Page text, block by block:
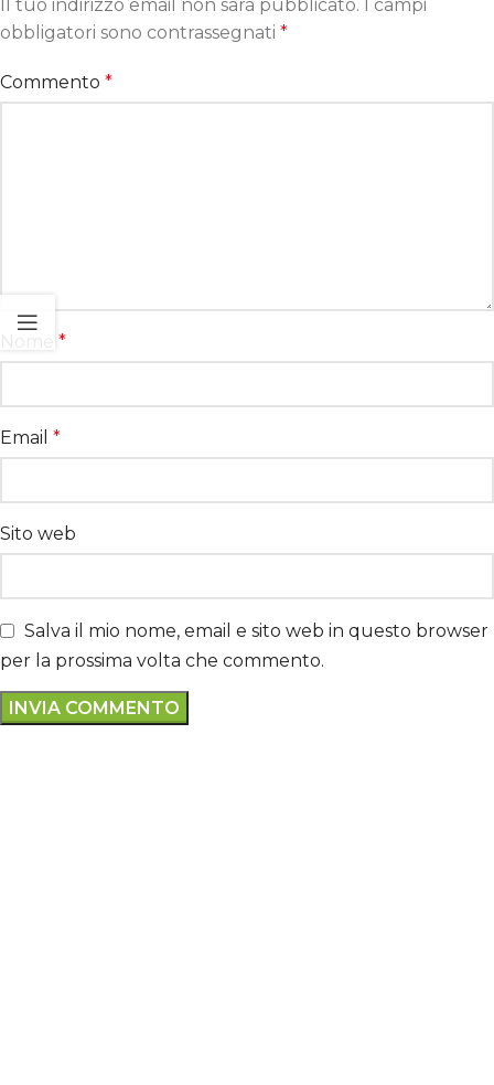
Il tuo indirizzo email non sarà pubblicato. I campi
obbligatori sono contrassegnati *
Commento *
*
Email *
Sito web
Salva il mio nome, email e sito web in questo browser
per la prossima volta che commento.